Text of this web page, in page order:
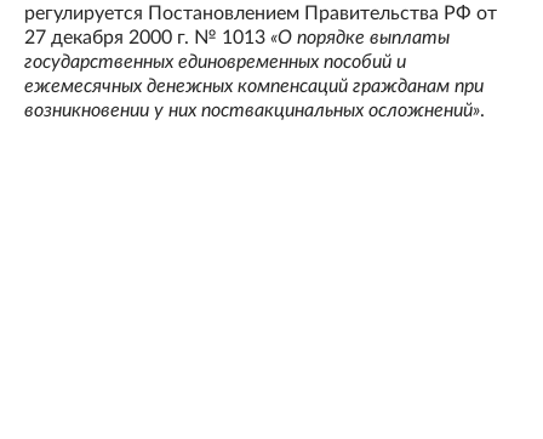
регулируется Постановлением Правительства РФ от
27 декабря 2000 г. № 1013 «О порядке выплаты
государственных единовременных пособий и
ежемесячных денежных компенсаций гражданам при
возникновении у них поствакцинальных осложнений».